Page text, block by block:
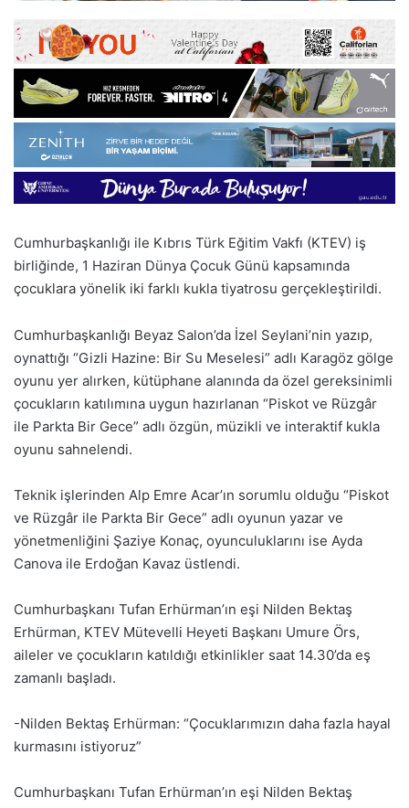
Cumhurbaşkanlığı ile Kıbrıs Türk Eğitim Vakfı (KTEV) iş
birliğinde, 1 Haziran Dünya Çocuk Günü kapsamında
çocuklara yönelik iki farklı kukla tiyatrosu gerçekleştirildi.
Cumhurbaşkanlığı Beyaz Salon’da İzel Seylani’nin yazıp,
oynattığı “Gizli Hazine: Bir Su Meselesi” adlı Karagöz gölge
oyunu yer alırken, kütüphane alanında da özel gereksinimli
çocukların katılımına uygun hazırlanan “Piskot ve Rüzgâr
ile Parkta Bir Gece” adlı özgün, müzikli ve interaktif kukla
oyunu sahnelendi.
Teknik işlerinden Alp Emre Acar’ın sorumlu olduğu “Piskot
ve Rüzgâr ile Parkta Bir Gece” adlı oyunun yazar ve
yönetmenliğini Şaziye Konaç, oyunculuklarını ise Ayda
Canova ile Erdoğan Kavaz üstlendi.
Cumhurbaşkanı Tufan Erhürman’ın eşi Nilden Bektaş
Erhürman, KTEV Mütevelli Heyeti Başkanı Umure Örs,
aileler ve çocukların katıldığı etkinlikler saat 14.30’da eş
zamanlı başladı.
-Nilden Bektaş Erhürman: “Çocuklarımızın daha fazla hayal
kurmasını istiyoruz”
Cumhurbaşkanı Tufan Erhürman’ın eşi Nilden Bektaş